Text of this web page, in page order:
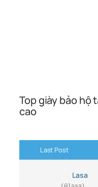
Top giày bảo hộ
cao
Last Post
Lasa